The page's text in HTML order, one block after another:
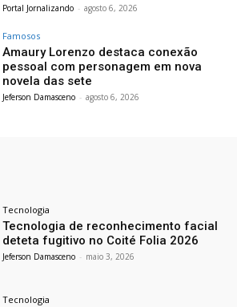
Portal Jornalizando - agosto 6, 2026
Famosos
Amaury Lorenzo destaca conexão
pessoal com personagem em nova
novela das sete
Jeferson Damasceno - agosto 6, 2026
Tecnologia
Tecnologia de reconhecimento facial
deteta fugitivo no Coité Folia 2026
Jeferson Damasceno - maio 3, 2026
Tecnologia